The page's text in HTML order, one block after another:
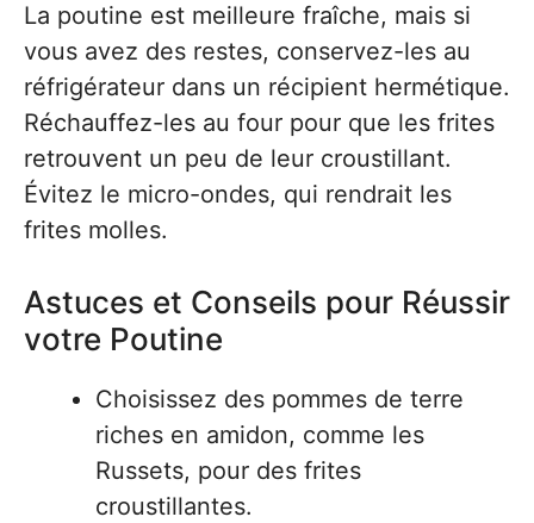
La poutine est meilleure fraîche, mais si
vous avez des restes, conservez-les au
réfrigérateur dans un récipient hermétique.
Réchauffez-les au four pour que les frites
retrouvent un peu de leur croustillant.
Évitez le micro-ondes, qui rendrait les
frites molles.
Astuces et Conseils pour Réussir
votre Poutine
Choisissez des pommes de terre
riches en amidon, comme les
Russets, pour des frites
croustillantes.